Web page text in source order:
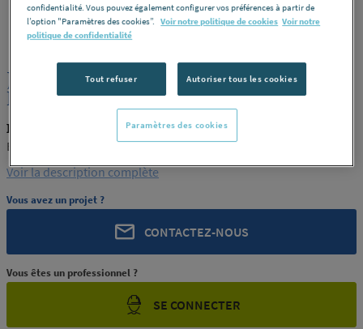
ROCHLING REF : 372R7
JONC PA6 JAUNE OL COULE 70
ENSINGER FRANCE
ROCHLING PRODUIT-372R7
ENSINGER FRANCE
Voir la description complète
Vous avez un projet ?
CONTACTEZ-NOUS
Vous êtes un professionnel ?
SE CONNECTER
confidentialité. Vous pouvez également configurer vos préférences à partir de
l’option "Paramètres des cookies”.
Voir notre politique de cookies Voir notre
politique de confidentialité
Tout refuser Autoriser tous les cookies
Paramètres des cookies